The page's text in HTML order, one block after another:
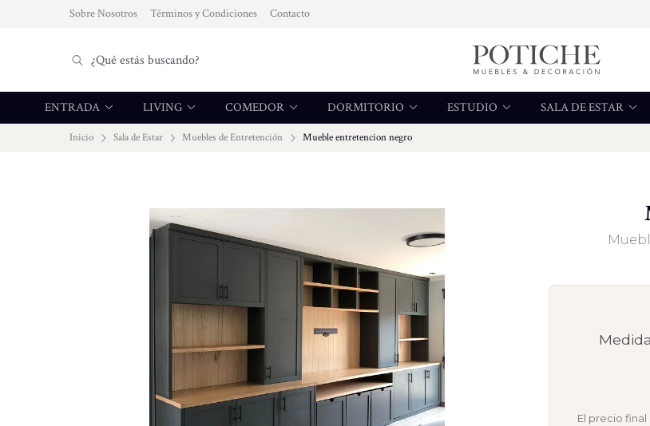
Sobre Nosotros Términos y Condiciones Contacto
ENTRADA LIVING COMEDOR DORMITORIO ESTUDIO SALA DE ESTAR
Inicio Sala de Estar Muebles de Entretención Mueble entretencion negro
El precio